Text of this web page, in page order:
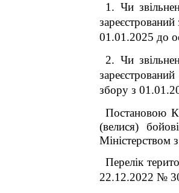
1. Чи
01.01.2025 до
2. Чи
збору з
Постановою
(велися)
Міністерством
Перелік
22.12.2022 №